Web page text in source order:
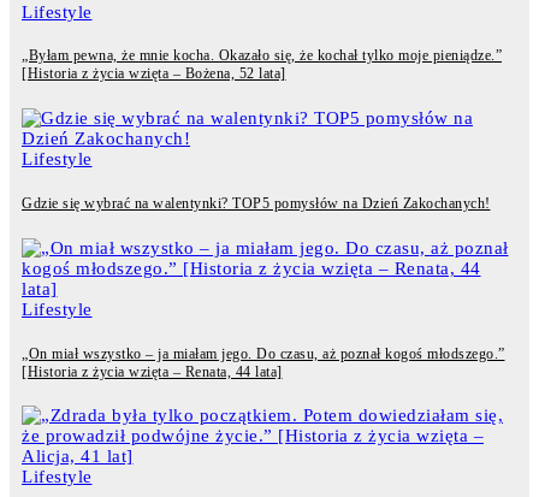
Lifestyle
„Byłam pewna, że mnie kocha. Okazało się, że kochał tylko moje pieniądze.”
[Historia z życia wzięta – Bożena, 52 lata]
Lifestyle
Gdzie się wybrać na walentynki? TOP5 pomysłów na Dzień Zakochanych!
Lifestyle
„On miał wszystko – ja miałam jego. Do czasu, aż poznał kogoś młodszego.”
[Historia z życia wzięta – Renata, 44 lata]
Lifestyle